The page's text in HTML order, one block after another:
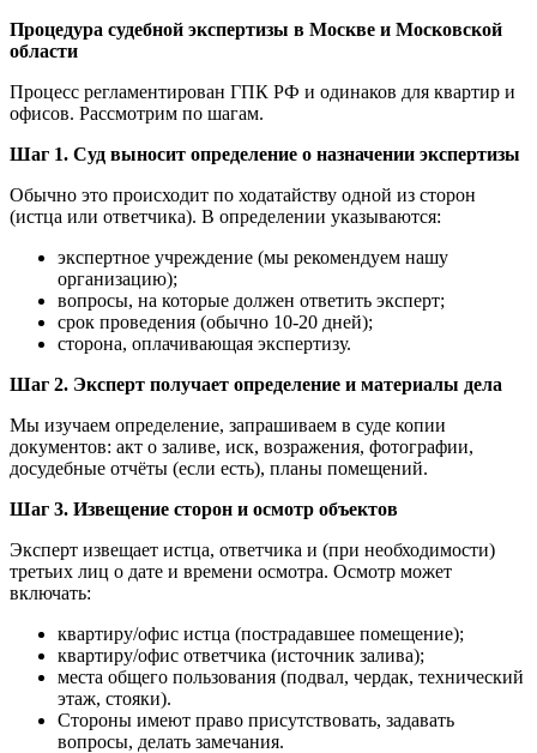
Процедура судебной экспертизы в Москве и Московской
области
Процесс регламентирован ГПК РФ и одинаков для квартир и
офисов. Рассмотрим по шагам.
Шаг 1. Суд выносит определение о назначении экспертизы
Обычно это происходит по ходатайству одной из сторон
(истца или ответчика). В определении указываются:
экспертное учреждение (мы рекомендуем нашу
организацию);
вопросы, на которые должен ответить эксперт;
срок проведения (обычно 10-20 дней);
сторона, оплачивающая экспертизу.
Шаг 2. Эксперт получает определение и материалы дела
Мы изучаем определение, запрашиваем в суде копии
документов: акт о заливе, иск, возражения, фотографии,
досудебные отчёты (если есть), планы помещений.
Шаг 3. Извещение сторон и осмотр объектов
Эксперт извещает истца, ответчика и (при необходимости)
третьих лиц о дате и времени осмотра. Осмотр может
включать:
квартиру/офис истца (пострадавшее помещение);
квартиру/офис ответчика (источник залива);
места общего пользования (подвал, чердак, технический
этаж, стояки).
Стороны имеют право присутствовать, задавать
вопросы, делать замечания.